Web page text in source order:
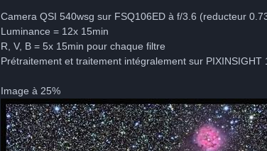
Camera QSI 540wsg sur FSQ106ED à f/3.6 (reducteur
Luminance = 12x 15min
R, V, B = 5x 15min pour chaque filtre
Prétraitement et traitement intégralement sur PIXINSIGHT
Image à 25%